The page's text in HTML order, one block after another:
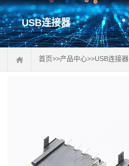
USB连接器
首页>>产品中心>>USB连接器